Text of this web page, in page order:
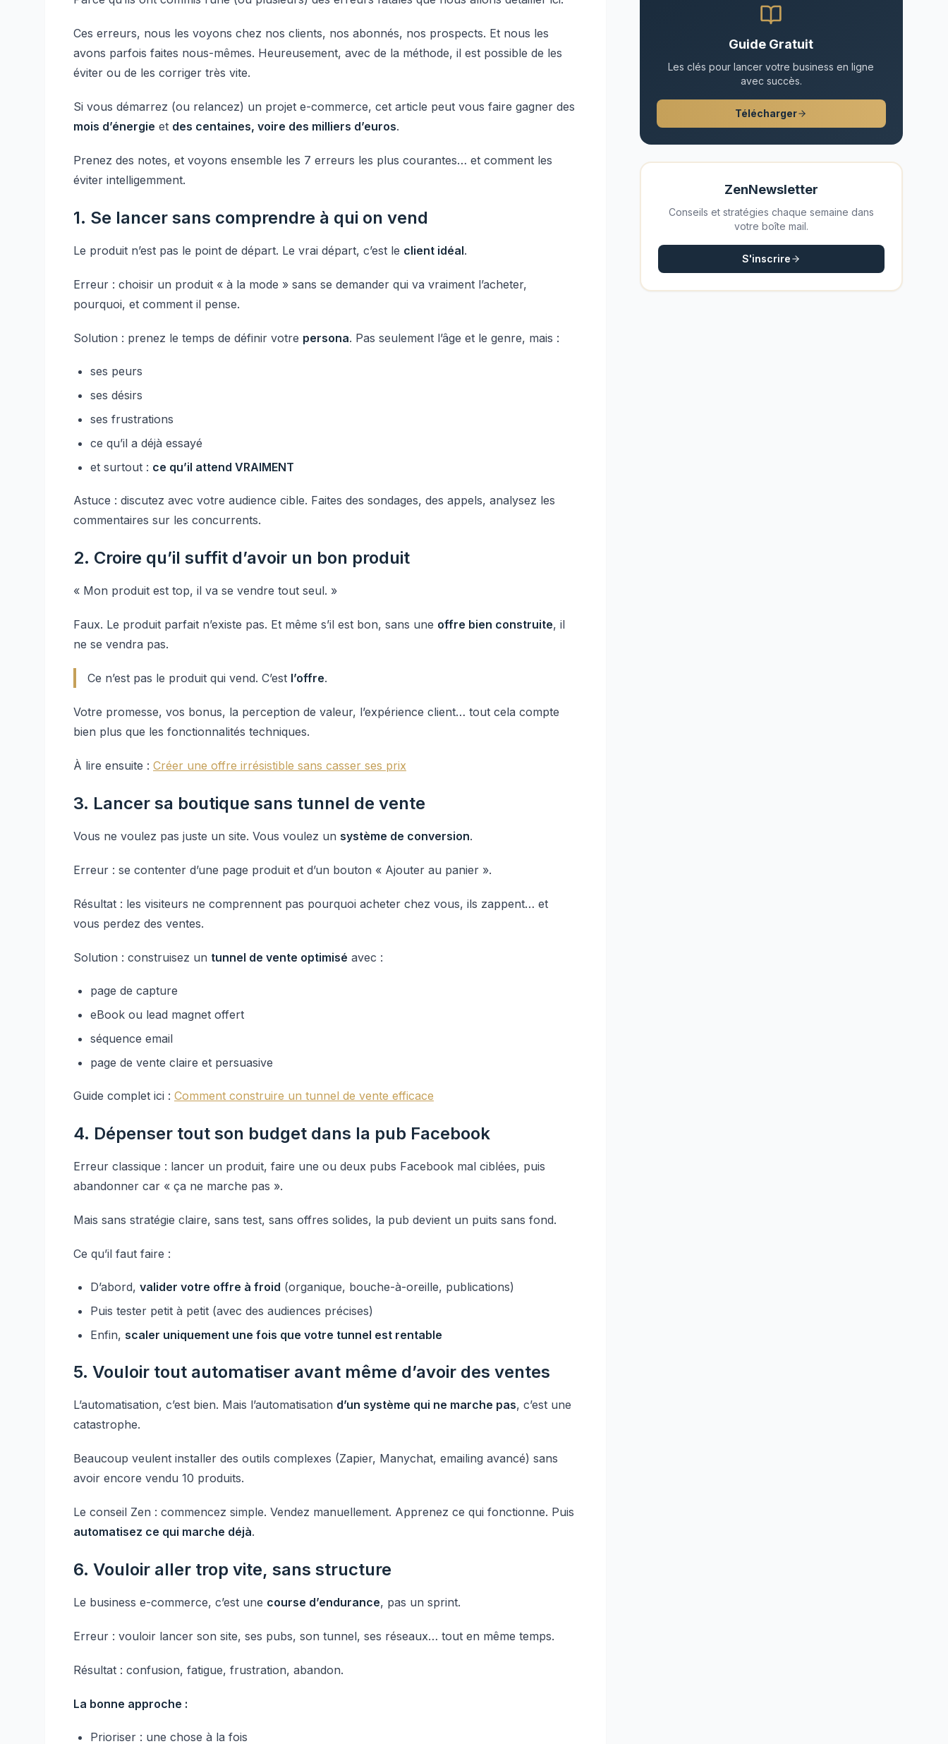
Ces erreurs, nous les voyons chez nos clients, nos abonnés, nos prospects. Et nous les
avons parfois faites nous-mêmes. Heureusement, avec de la méthode, il est possible de les
éviter ou de les corriger très vite.
Si vous démarrez (ou relancez) un projet e-commerce, cet article peut vous faire gagner des
mois d’énergie et des centaines, voire des milliers d’euros.
Prenez des notes, et voyons ensemble les 7 erreurs les plus courantes… et comment les
éviter intelligemment.
1. Se lancer sans comprendre à qui on vend
Le produit n’est pas le point de départ. Le vrai départ, c’est le client idéal.
Erreur : choisir un produit « à la mode » sans se demander qui va vraiment l’acheter,
pourquoi, et comment il pense.
Solution : prenez le temps de définir votre persona. Pas seulement l’âge et le genre, mais :
ses peurs
ses désirs
ses frustrations
ce qu’il a déjà essayé
et surtout : ce qu’il attend VRAIMENT
Astuce : discutez avec votre audience cible. Faites des sondages, des appels, analysez les
commentaires sur les concurrents.
2. Croire qu’il suffit d’avoir un bon produit
« Mon produit est top, il va se vendre tout seul. »
Faux. Le produit parfait n’existe pas. Et même s’il est bon, sans une offre bien construite, il
ne se vendra pas.
Ce n’est pas le produit qui vend. C’est l’offre.
Votre promesse, vos bonus, la perception de valeur, l’expérience client… tout cela compte
bien plus que les fonctionnalités techniques.
À lire ensuite : Créer une offre irrésistible sans casser ses prix
3. Lancer sa boutique sans tunnel de vente
Vous ne voulez pas juste un site. Vous voulez un système de conversion.
Erreur : se contenter d’une page produit et d’un bouton « Ajouter au panier ».
Résultat : les visiteurs ne comprennent pas pourquoi acheter chez vous, ils zappent… et
vous perdez des ventes.
Solution : construisez un tunnel de vente optimisé avec :
page de capture
eBook ou lead magnet offert
séquence email
page de vente claire et persuasive
Guide complet ici : Comment construire un tunnel de vente efficace
4. Dépenser tout son budget dans la pub Facebook
Erreur classique : lancer un produit, faire une ou deux pubs Facebook mal ciblées, puis
abandonner car « ça ne marche pas ».
Mais sans stratégie claire, sans test, sans offres solides, la pub devient un puits sans fond.
Ce qu’il faut faire :
D’abord, valider votre offre à froid (organique, bouche-à-oreille, publications)
Puis tester petit à petit (avec des audiences précises)
Enfin, scaler uniquement une fois que votre tunnel est rentable
5. Vouloir tout automatiser avant même d’avoir des ventes
L’automatisation, c’est bien. Mais l’automatisation d’un système qui ne marche pas, c’est une
catastrophe.
Beaucoup veulent installer des outils complexes (Zapier, Manychat, emailing avancé) sans
avoir encore vendu 10 produits.
Le conseil Zen : commencez simple. Vendez manuellement. Apprenez ce qui fonctionne. Puis
automatisez ce qui marche déjà.
6. Vouloir aller trop vite, sans structure
Le business e-commerce, c’est une course d’endurance, pas un sprint.
Erreur : vouloir lancer son site, ses pubs, son tunnel, ses réseaux… tout en même temps.
Résultat : confusion, fatigue, frustration, abandon.
La bonne approche :
Prioriser : une chose à la fois
Guide Gratuit
Les clés pour lancer votre business en ligne
avec succès.
Télécharger
ZenNewsletter
Conseils et stratégies chaque semaine dans
votre boîte mail.
S'inscrire